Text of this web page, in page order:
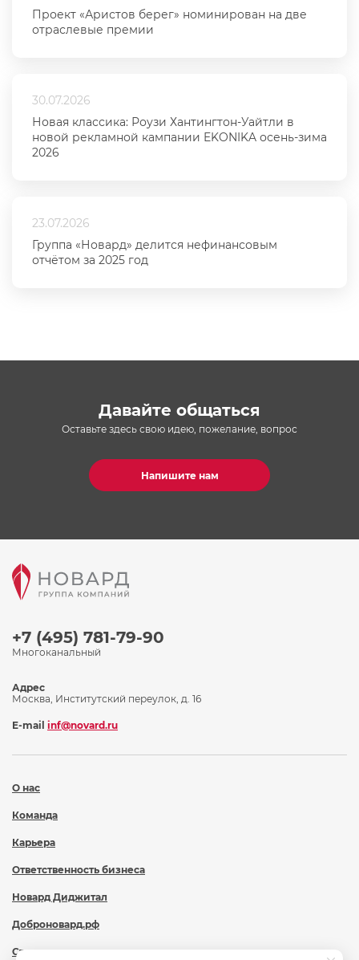
Проект «Аристов берег» номинирован на две
отраслевые премии
30.07.2026
Новая классика: Роузи Хантингтон-Уайтли в
новой рекламной кампании EKONIKA осень-зима
2026
23.07.2026
Группа «Новард» делится нефинансовым
отчётом за 2025 год
Давайте общаться
Оставьте здесь свою идею, пожелание, вопрос
Напишите нам
+7 (495) 781-79-90
Многоканальный
О нас
Команда
Карьера
Ответственность бизнеса
Новард Диджитал
Доброновард.рф
Статьи
Адрес
Москва, Институтский переулок, д. 16
E-mail inf@novard.ru